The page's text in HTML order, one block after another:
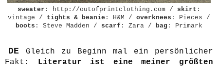
sweater : http://outofprintclothing.com / skirt :
vintage / tights & beanie : H&M / overknees : Pieces /
boots : Steve Madden / scarf : Zara / bag : Primark
DE
Gleich zu Beginn mal ein persönlicher
Fakt: Literatur ist eine meiner größten